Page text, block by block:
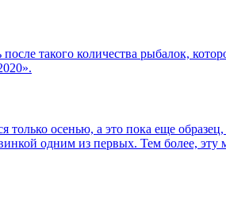
такого количества рыбалок,
осенью, а это пока еще образец,
одним из первых. Тем более, эту